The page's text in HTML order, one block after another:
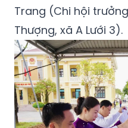
Trang (Chi hội
Thượng, xã A Lưới 3).